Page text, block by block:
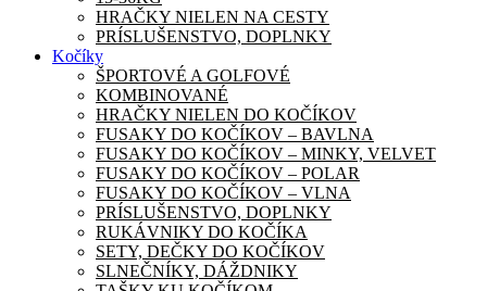
HRAČKY NIELEN NA CESTY
PRÍSLUŠENSTVO, DOPLNKY
Kočíky
ŠPORTOVÉ A GOLFOVÉ
KOMBINOVANÉ
HRAČKY NIELEN DO KOČÍKOV
FUSAKY DO KOČÍKOV – BAVLNA
FUSAKY DO KOČÍKOV – MINKY, VELVET
FUSAKY DO KOČÍKOV – POLAR
FUSAKY DO KOČÍKOV – VLNA
PRÍSLUŠENSTVO, DOPLNKY
RUKÁVNIKY DO KOČÍKA
SETY, DEČKY DO KOČÍKOV
SLNEČNÍKY, DÁŽDNIKY